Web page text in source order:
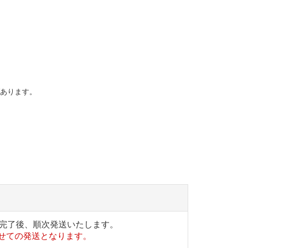
ります。
後、順次発送いたします。
の発送となります。